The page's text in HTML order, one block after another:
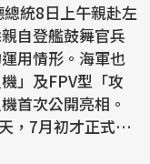
統8日上午親赴左
自登艦鼓舞官兵
用情形。海軍也
」及FPV型「攻
首次公開亮相。
，7月初才正式成